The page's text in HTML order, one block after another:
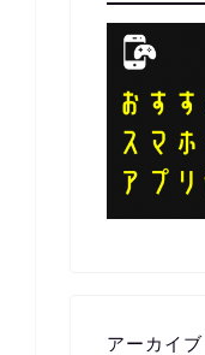
アーカイブ